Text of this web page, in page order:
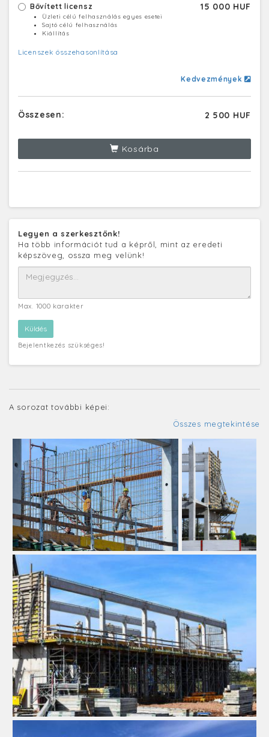
Bővített licensz 15 000 HUF
Üzleti célú felhasználás egyes esetei
Sajtó célú felhasználás
Kiállítás
Licenszek összehasonlítása
Kedvezmények
Összesen: 2 500 HUF
Kosárba
Legyen a szerkesztőnk!
Ha több információt tud a képről, mint az eredeti
képszöveg, ossza meg velünk!
Max. 1000 karakter
Bejelentkezés szükséges!
A sorozat további képei:
Összes megtekintése